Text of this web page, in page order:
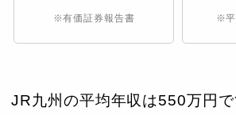
※有価証券報告書 ※平
JR九州の平均年収は550万円